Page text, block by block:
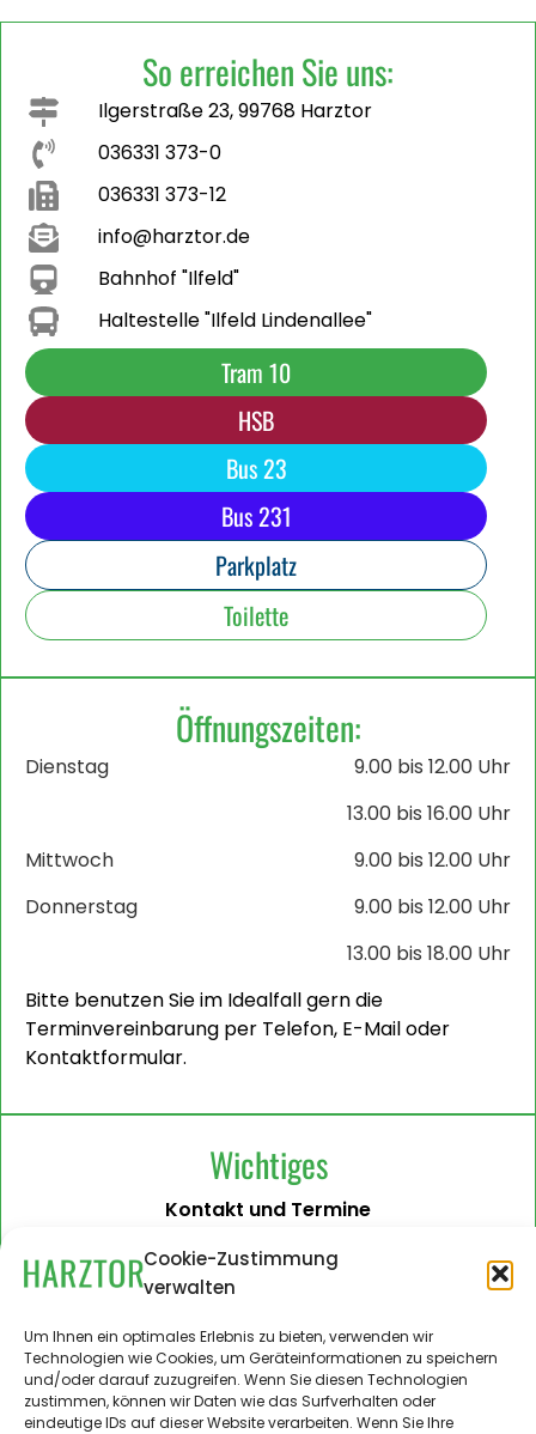
Cookie-Zustimmung
verwalten
Um Ihnen ein optimales Erlebnis zu bieten, verwenden wir
Technologien wie Cookies, um Geräteinformationen zu speichern
und/oder darauf zuzugreifen. Wenn Sie diesen Technologien
zustimmen, können wir Daten wie das Surfverhalten oder
eindeutige IDs auf dieser Website verarbeiten. Wenn Sie Ihre
So erreichen Sie uns:
Ilgerstraße 23, 99768 Harztor
036331 373-0
036331 373-12
info@harztor.de
Bahnhof "Ilfeld"
Haltestelle "Ilfeld Lindenallee"
Tram 10
HSB
Bus 23
Bus 231
Parkplatz
Toilette
Öffnungszeiten:
Dienstag
9.00 bis 12.00 Uhr
13.00 bis 16.00 Uhr
Mittwoch
9.00 bis 12.00 Uhr
Donnerstag
9.00 bis 12.00 Uhr
13.00 bis 18.00 Uhr
Bitte benutzen Sie im Idealfall gern die
Terminvereinbarung per Telefon, E-Mail oder
Kontaktformular.
Wichtiges
Kontakt und Termine
Barrierefreiheit
Impressum
Datenschutzerklärung
Administration
Harztor.de als Web-App